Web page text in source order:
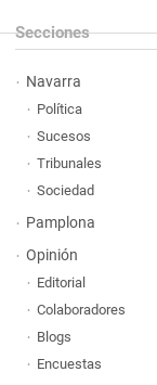
Secciones
Navarra
Política
Sucesos
Tribunales
Sociedad
Pamplona
Opinión
Editorial
Colaboradores
Blogs
Encuestas